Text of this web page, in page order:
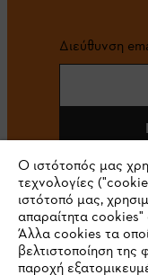
Διεύθυνση
Ο ιστότοπός μας
τεχνολογίες
ιστότοπό μας,
απαραίτητα
Άλλα cookies τα
βελτιστοποίηση της
παροχή